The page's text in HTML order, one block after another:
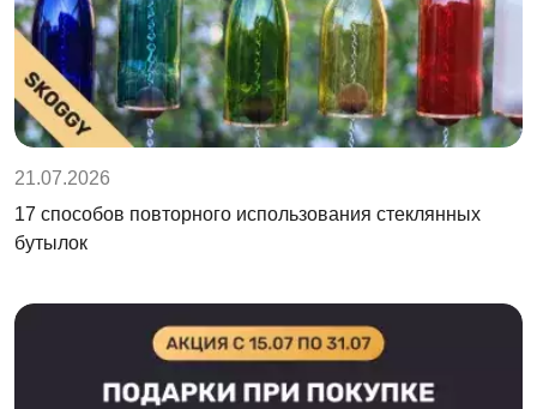
21.07.2026
17 способов повторного использования стеклянных
бутылок